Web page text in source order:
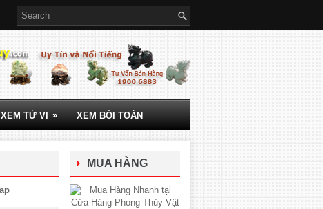
XEM TỬ VI » XEM BÓI TOÁN
MUA HÀNG